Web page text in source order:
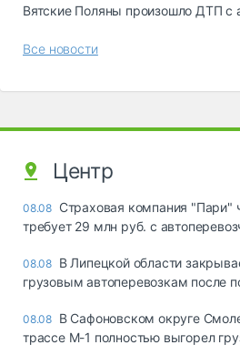
Вятские Поляны произошло ДТП с
Все новости
Центр
08.08 Страховая компания "Пари"
требует 29 млн руб. с
08.08 В Липецкой области
грузовым автоперевозкам после
08.08 В Сафоновском округе
трассе М-1 полностью выгорел